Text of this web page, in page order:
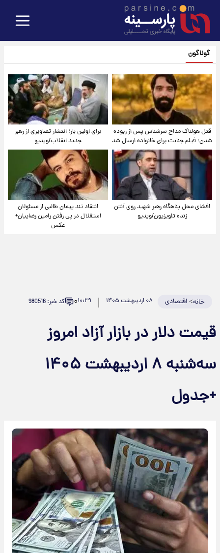
گوناگون
قتل هولناک مداح سرشناس پس از ربوده
شدن؛ فیلم جنایت برای خانواده ارسال شد
برای اولین بار؛ انتشار تصاویری از رهبر
جدید انقلاب/ویدیو
افشای محل پناهگاه‌ رهبر شهید روی آنتن
زنده تلویزیون/ویدیو
انتقاد تند پیمان طالبی از مسئولان
استقلال در پی رفتن رامین رضاییان+
عکس
خانه>اقتصادی ۰۸ اردیبهشت ۱۴۰۵ ۱۰:۲۹۰ کد خبر: 980516
قیمت دلار در بازار آزاد امروز
سه‌شنبه ۸ اردیبهشت ۱۴۰۵
+جدول